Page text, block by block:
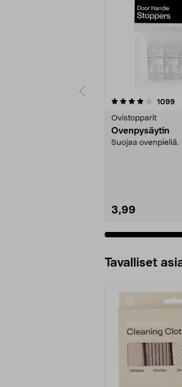
1099
Ovistopparit
Ovenpysäytin
Suojaa ovenpieliä.
3,99
4.0
Tavalliset